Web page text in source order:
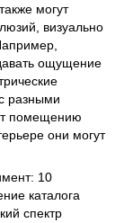
могут
визуально
ощущение
разными
помещению
они могут
10
каталога
спектр